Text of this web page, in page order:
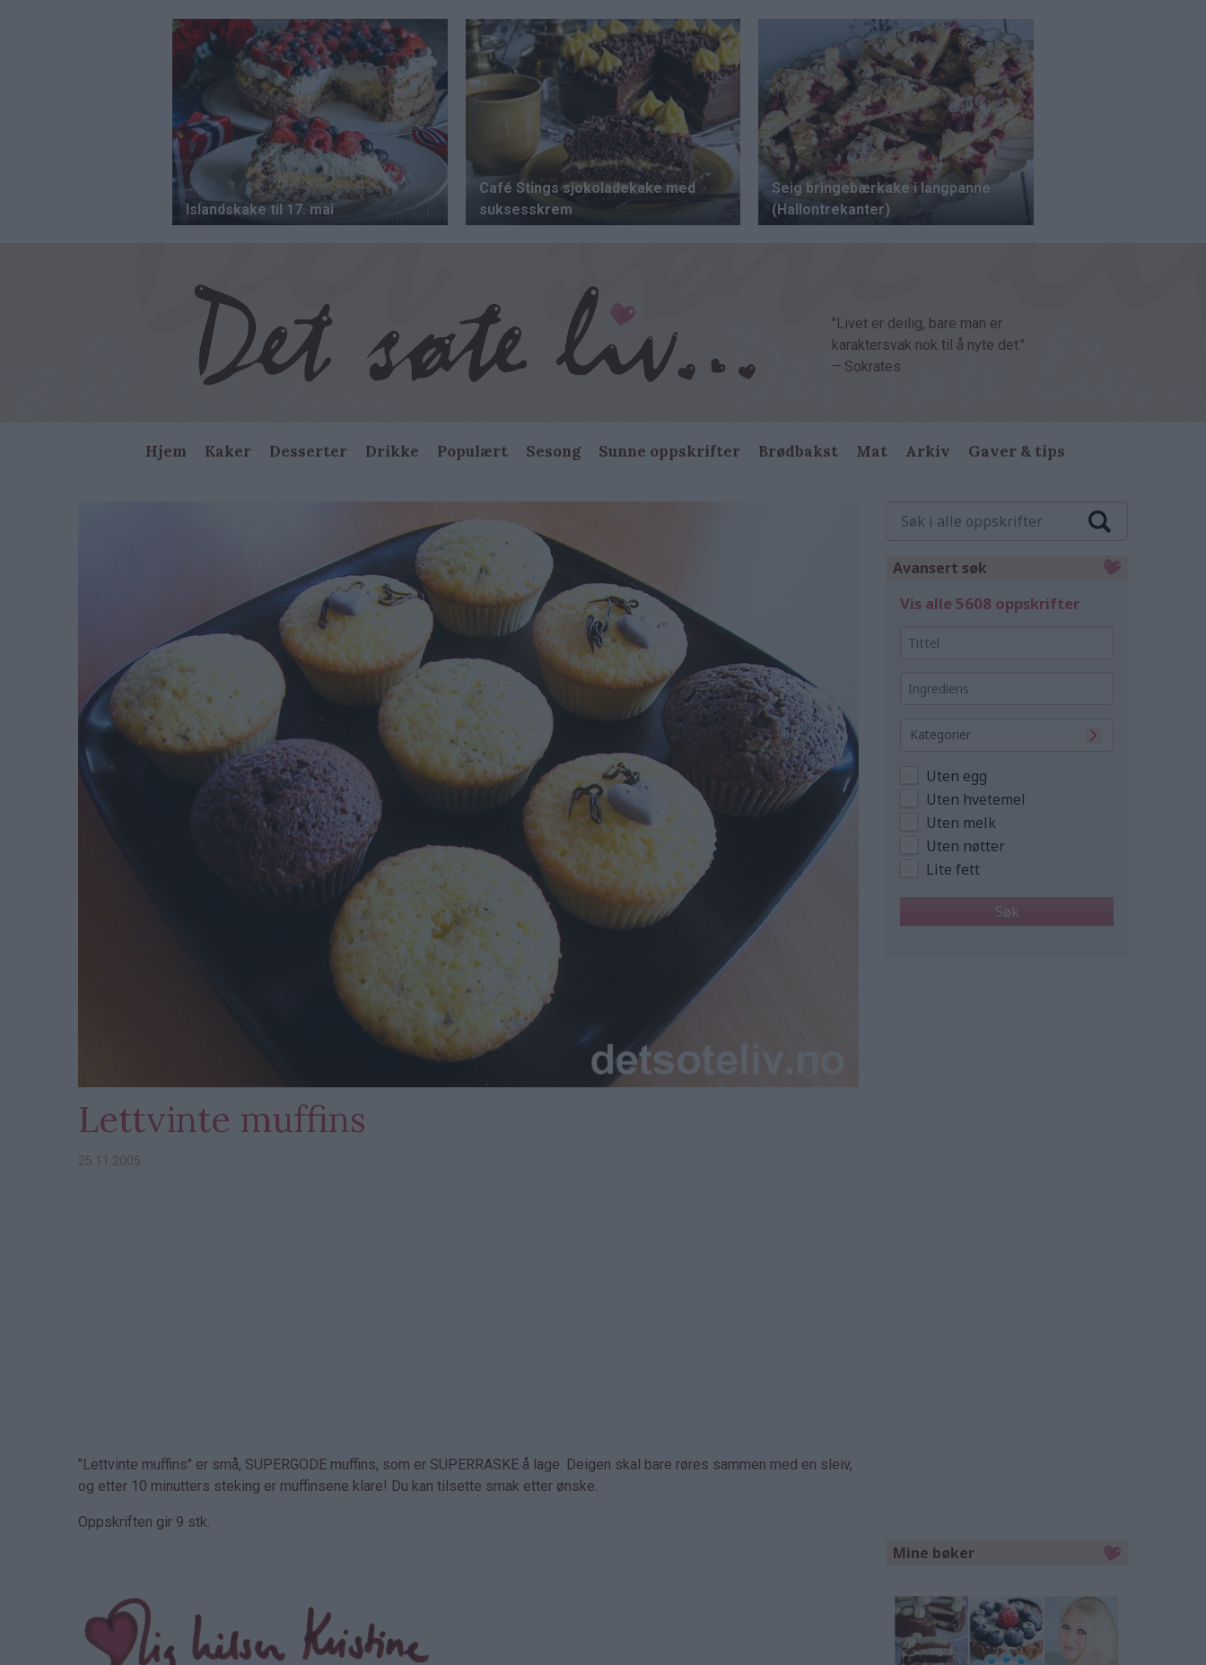
"Livet er deilig, bare man er
karaktersvak nok til å nyte det."
– Sokrates
Main
Hjem Kaker Desserter Drikke Populært Sesong Sunne oppskrifter Brødbakst Mat Arkiv Gaver & tips
Lettvinte muffins
25.11.2005
"Lettvinte muffins" er små, SUPERGODE muffins, som er SUPERRASKE å lage. Deigen skal bare røres sammen med en sleiv,
og etter 10 minutters steking er muffinsene klare! Du kan tilsette smak etter ønske.
Oppskriften gir 9 stk.
Avansert søk
Vis alle 5608 oppskrifter
Kategorier
Uten egg
Uten hvetemel
Uten melk
Uten nøtter
Lite fett
Mine bøker